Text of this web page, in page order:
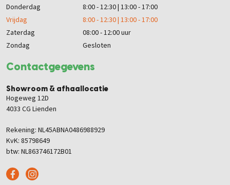
Contactgegevens
Showroom & afhaallocatie
Hogeweg 12D
4033 CG Lienden
Rekening: NL45ABNA0486988929
KvK: 85798649
btw: NL863746172B01
Donderdag
8:00 - 12:30 | 13:00 - 17:00
Vrijdag
8:00 - 12:30 | 13:00 - 17:00
Zaterdag
08:00 - 12:00 uur
Zondag
Gesloten